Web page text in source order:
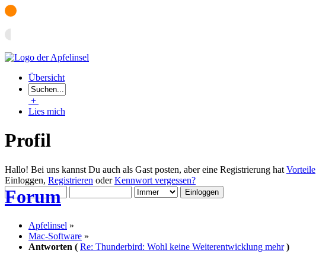
Übersicht
+
Lies mich
Profil
Hallo! Bei uns kannst Du auch als Gast posten, aber eine Registrierung hat Vorteile
Einloggen, Registrieren oderKennwort vergessen?
Forum
Apfelinsel »
Mac-Software »
Antworten ( Re: Thunderbird: Wohl keine Weiterentwicklung mehr)